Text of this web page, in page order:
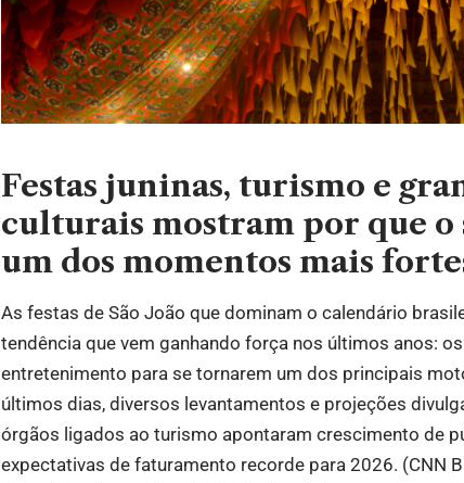
Festas juninas, turismo e
culturais mostram por que o
um dos momentos mais
As festas de São João que dominam o calendário
tendência que vem ganhando força nos últimos anos:
entretenimento para se tornarem um dos principais
últimos dias, diversos levantamentos e projeções
órgãos ligados ao turismo apontaram crescimento de
expectativas de faturamento recorde para 2026. (CNN